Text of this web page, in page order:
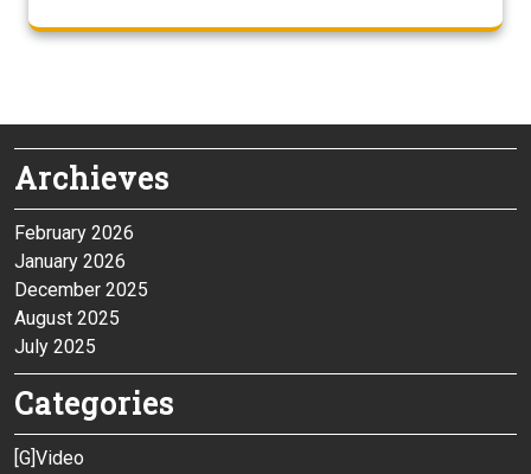
Archieves
February 2026
January 2026
December 2025
August 2025
July 2025
Categories
[G]Video